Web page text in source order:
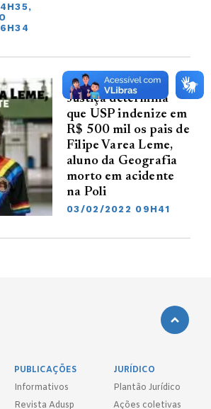
SAÚDE
Justiça determina
que USP indenize em
R$ 500 mil os pais de
Filipe Varea Leme,
aluno da Geografia
morto em acidente
na Poli
03/02/2022 09H41
PUBLICAÇÕES
Informativos
Revista Adusp
JURÍDICO
Plantão Jurídico
Ações coletivas